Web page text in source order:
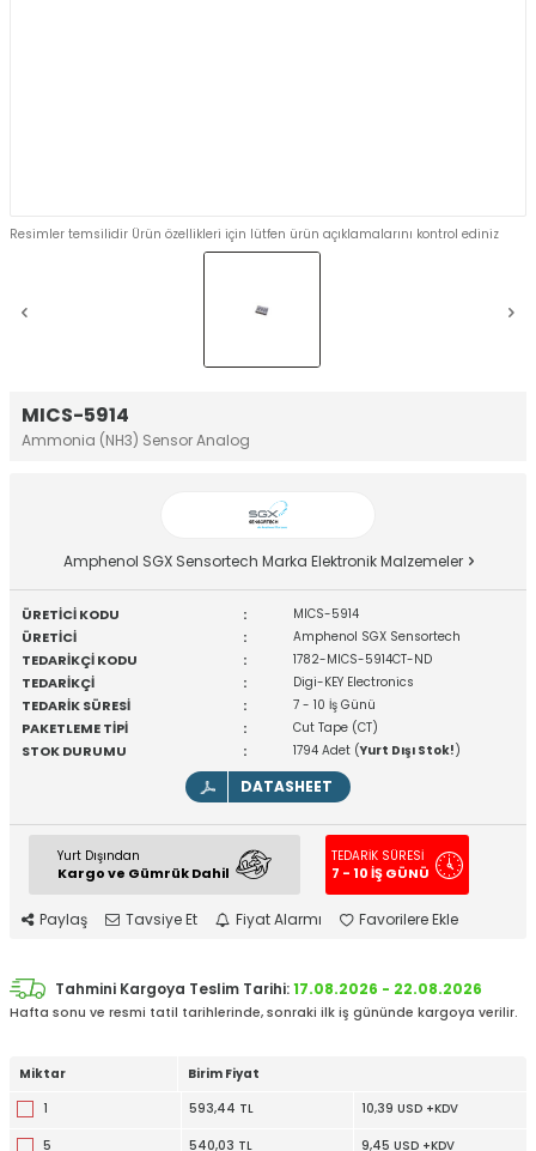
MICS-5914
Ammonia (NH3) Sensor Analog
Resimler temsilidir Ürün özellikleri için lütfen ürün açıklamalarını kontrol ediniz
Amphenol SGX Sensortech Marka Elektronik Malzemeler
ÜRETİCİ KODU : MICS-5914
ÜRETİCİ : Amphenol SGX Sensortech
TEDARİKÇİ KODU : 1782-MICS-5914CT-ND
TEDARİKÇİ : Digi-KEY Electronics
TEDARİK SÜRESİ : 7 - 10 İş Günü
PAKETLEME TİPİ : Cut Tape (CT)
STOK DURUMU : 1794 Adet (Yurt Dışı Stok!)
DATASHEET
Yurt Dışından
Kargo ve Gümrük Dahil
TEDARİK SÜRESİ
7 - 10 İŞ GÜNÜ
Paylaş Tavsiye Et Fiyat Alarmı Favorilere Ekle
Tahmini Kargoya Teslim Tarihi:17.08.2026 - 22.08.2026
Hafta sonu ve resmi tatil tarihlerinde, sonraki ilk iş gününde kargoya verilir.
Miktar
Birim Fiyat
1
593,44 TL 10,39 USD +KDV
5 540,03 TL 9,45 USD +KDV